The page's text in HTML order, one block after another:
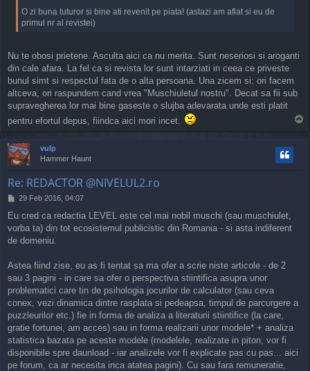
O zi buna tuturor si bine ati revenit pe piata! (astazi am aflat si eu de
primul nr al revistei)
Nu te obosi prietene. Asculta aici ca nu merita. Sunt neseriosi si aroganti
din cale afara. La fel ca si revista lor sunt intarziati in ceea ce priveste
bunul simt si respectul fata de o alta persoana. Una zicem si: ori facem
altceva, ori raspundem cand vrea "Muschiuletul nostru". Decat sa fii sub
supravegherea lor mai bine gaseste o slujba adevarata unde esti platit
pentru efortul depus, fiindca aici mori incet.
vulp
Hammer Haunt
Re: REDACTOR @NIVELUL2.ro
P
s
t
29 Feb 2016, 04:07
Eu cred ca redactia LEVEL este cel mai nobil muschi (sau muschiulet,
vorba ta) din tot ecosistemul publicistic din Romania - si asta indiferent
de domeniu.
Astea fiind zise, eu as fi tentat sa ma ofer a scrie niste articole - de 2
sau 3 pagini - in care sa ofer o perspectiva stiintifica asupra unor
problematici care tin de psihologia jocurilor de calculator (sau ceva
conex, vezi dinamica dintre rasplata si pedeapsa, timpul de parcurgere a
puzzleurilor etc.) fie in forma de analiza a literaturii stiintifice (la care,
gratie fortunei, am acces) sau in forma realizarii unor modele* + analiza
statistica bazata pe aceste modele (modelele, realizate in piton, vor fi
disponibile spre daunload - iar analizele vor fi explicate pas cu pas... aici
pe forum, ca ar necesita inca atatea pagini). Cu sau fara remuneratie,